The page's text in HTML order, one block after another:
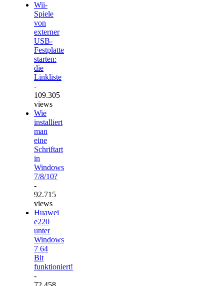
Wii-
Spiele
von
externer
USB-
Festplatte
starten:
die
Linkliste
-
109.305
views
Wie
installiert
man
eine
Schriftart
in
Windows
7/8/10?
-
92.715
views
Huawei
e220
unter
Windows
7 64
Bit
funktioniert!
-